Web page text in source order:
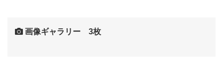
画像ギャラリー 3枚